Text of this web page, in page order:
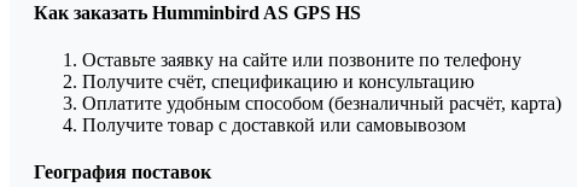
Как заказать Humminbird AS GPS HS
Оставьте заявку на сайте или позвоните по телефону
Получите счёт, спецификацию и консультацию
Оплатите удобным способом (безналичный расчёт, карта)
Получите товар с доставкой или самовывозом
География поставок